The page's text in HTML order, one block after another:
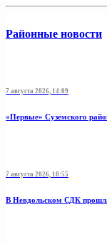
Районные новости
7 августа 2026, 14:09
«Первые» Суземского
7 августа 2026, 10:55
В Невдольском СДК